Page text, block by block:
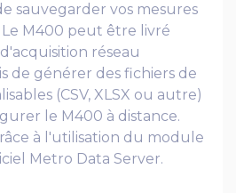
sauvegarder vos mesures
M400 peut être livré
réseau
de générer des fichiers de
(CSV, XLSX ou autre)
le M400 à distance.
à l'utilisation du module
Metro Data Server.